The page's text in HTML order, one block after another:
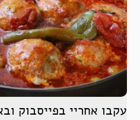
עקבו אחריי בפייסבוק